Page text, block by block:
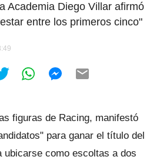
Academia Diego Villar afirmó
entre los primeros cinco"
figuras de Racing, manifestó
para ganar el título del
ubicarse como escoltas a dos